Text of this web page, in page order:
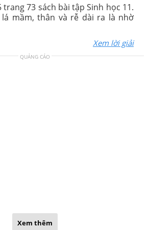
trang 73 sách bài tập Sinh học 11.
mầm, thân và rễ dài ra là nhờ
Xem lời giải
QUẢNG CÁO
Xem thêm